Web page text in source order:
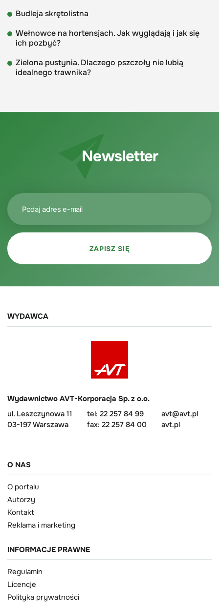
Budleja skrętolistna
Wełnowce na hortensjach. Jak wyglądają i jak się
ich pozbyć?
Zielona pustynia. Dlaczego pszczoły nie lubią
idealnego trawnika?
Newsletter
WYDAWCA
Wydawnictwo AVT-Korporacja Sp. z o.o.
ul. Leszczynowa 11
03-197 Warszawa
tel: 22 257 84 99
fax: 22 257 84 00
avt@avt.pl
avt.pl
O NAS
O portalu
Autorzy
Kontakt
Reklama i marketing
INFORMACJE PRAWNE
Regulamin
Licencje
Polityka prywatności